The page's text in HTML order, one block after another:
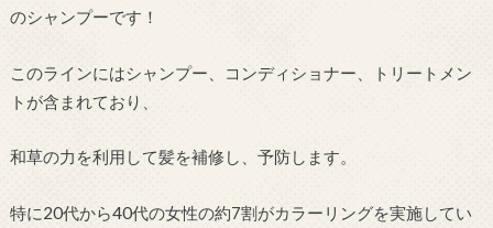
のシャンプーです！
このラインにはシャンプー、コンディショナー、トリートメン
トが含まれており、
和草の力を利用して髪を補修し、予防します。
特に20代から40代の女性の約7割がカラーリングを実施してい